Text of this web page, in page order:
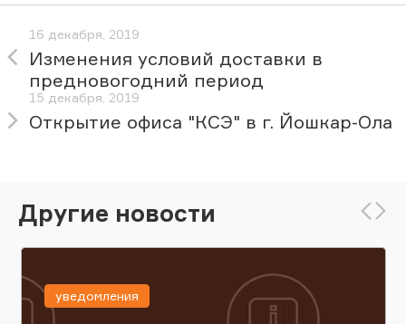
16 декабря, 2019
Изменения условий доставки в
предновогодний период
15 декабря, 2019
Открытие офиса "КСЭ" в г. Йошкар-Ола
Другие новости
уведомления